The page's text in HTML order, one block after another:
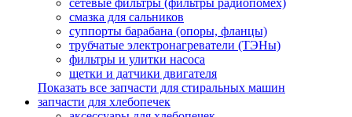
сетевые фильтры (фильтры радиопомех)
смазка для сальников
суппорты барабана (опоры, фланцы)
трубчатые электронагреватели (ТЭНы)
фильтры и улитки насоса
щетки и датчики двигателя
Показать все запчасти для стиральных машин
запчасти для хлебопечек